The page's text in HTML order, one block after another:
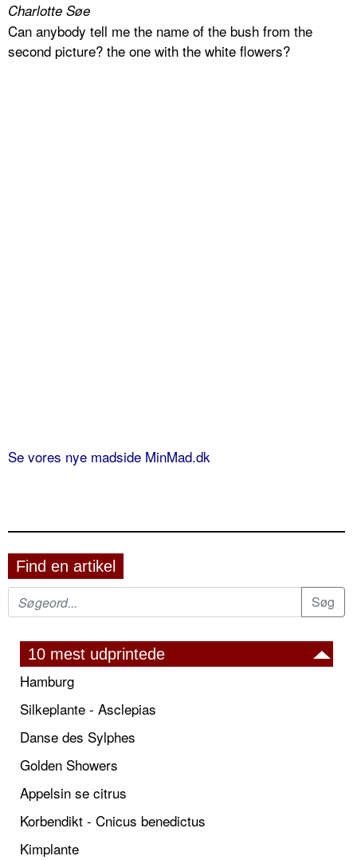
Charlotte Søe
Can anybody tell me the name of the bush from the
second picture? the one with the white flowers?
Se vores nye madside MinMad.dk
Find en artikel
10 mest udprintede
Hamburg
Silkeplante - Asclepias
Danse des Sylphes
Golden Showers
Appelsin se citrus
Korbendikt - Cnicus benedictus
Kimplante